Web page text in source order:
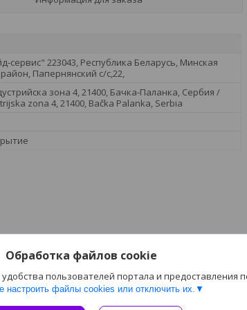
сервис" 223043, Республика Беларусь, Минская
Папернянский с/с,22,
зона 4, 21400, Бачка-Паланка, Сербия /
zona 4, 21400, Bačka Palanka, Serbia
Обработка файлов cookie
пользователей портала и предоставления
настроить файлы cookies или отключить их.